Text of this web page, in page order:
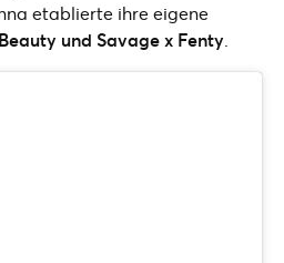
etablierte ihre eigene
und Savage x Fenty.